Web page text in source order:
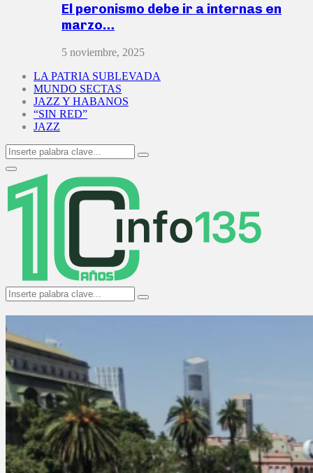
El peronismo debe ir a internas en
marzo…
5 noviembre, 2025
LA PATRIA SUBLEVADA
MUNDO SECTAS
JAZZ Y HABANOS
“SIN RED”
JAZZ
Search
for:
Search
Primary
Menu
Search
for:
Search